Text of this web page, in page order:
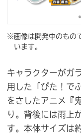
※画像は開発中のもの
います。
キャラクターがガ
用した「ぴた！で
をさしたアニメ『
り。背後には雨上
す。本体サイズは